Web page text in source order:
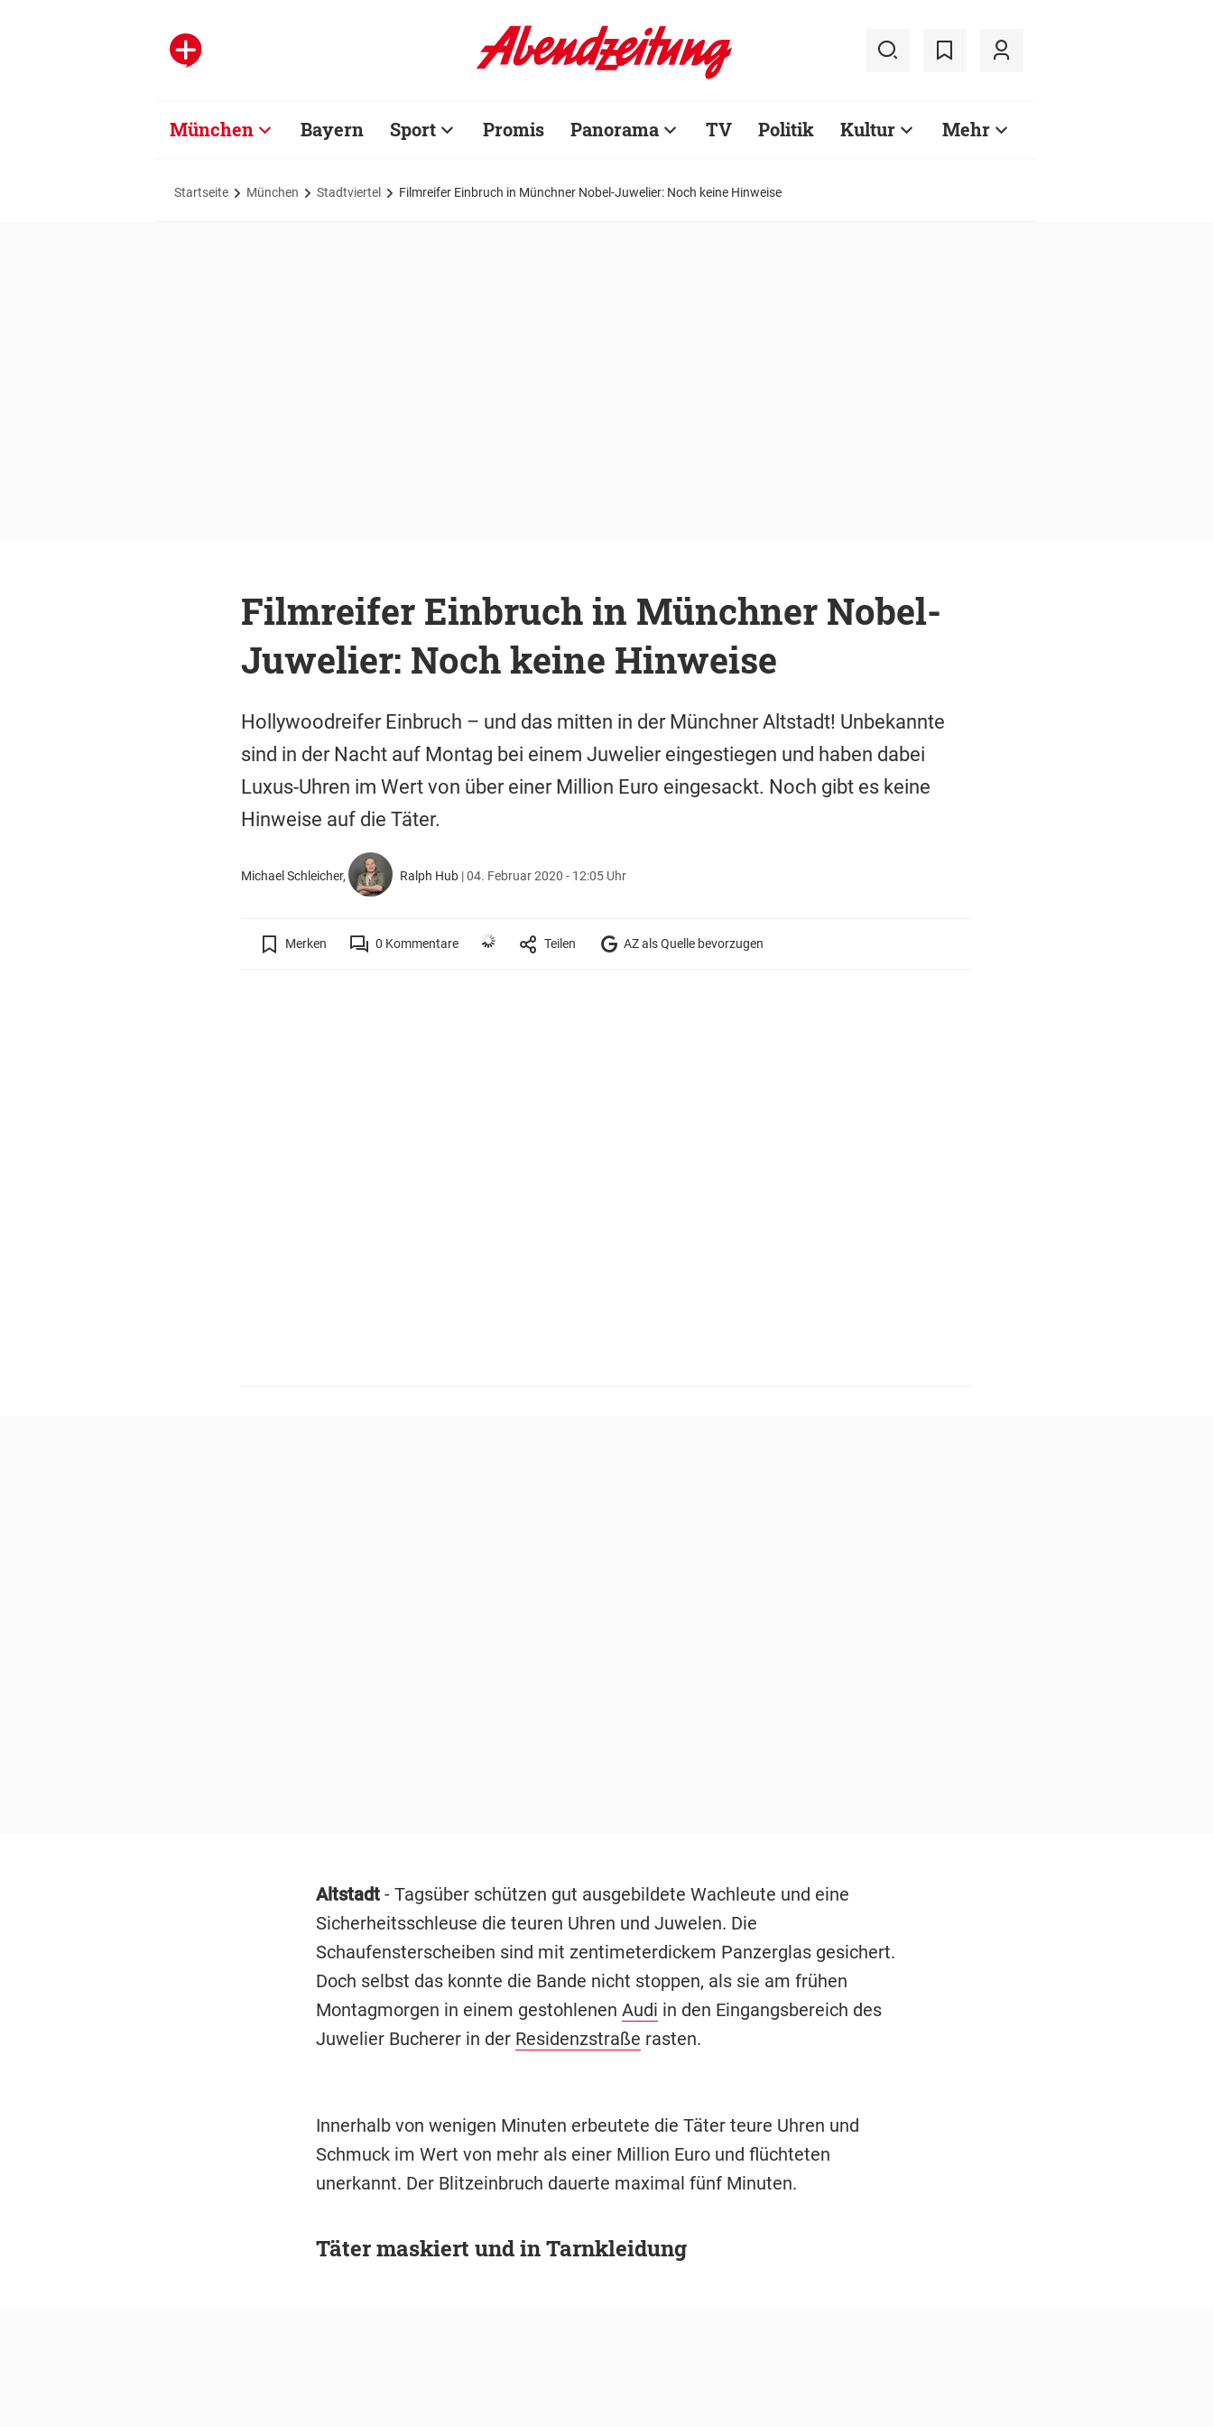
München Bayern Sport Promis Panorama TV Politik Kultur Mehr
Startseite München Stadtviertel Filmreifer Einbruch in Münchner Nobel-Juwelier: Noch keine Hinweise
Filmreifer Einbruch in Münchner Nobel-
Juwelier: Noch keine Hinweise
Hollywoodreifer Einbruch – und das mitten in der Münchner Altstadt! Unbekannte
sind in der Nacht auf Montag bei einem Juwelier eingestiegen und haben dabei
Luxus-Uhren im Wert von über einer Million Euro eingesackt. Noch gibt es keine
Hinweise auf die Täter.
Michael Schleicher, Ralph Hub |04. Februar 2020 - 12:05 Uhr
Merken 0 Kommentare Teilen AZ als Quelle bevorzugen
Altstadt- Tagsüber schützen gut ausgebildete Wachleute und eine
Sicherheitsschleuse die teuren Uhren und Juwelen. Die
Schaufensterscheiben sind mit zentimeterdickem Panzerglas gesichert.
Doch selbst das konnte die Bande nicht stoppen, als sie am frühen
Montagmorgen in einem gestohlenen Audi in den Eingangsbereich des
Juwelier Bucherer in der Residenzstraße rasten.
Innerhalb von wenigen Minuten erbeutete die Täter teure Uhren und
Schmuck im Wert von mehr als einer Million Euro und flüchteten
unerkannt. Der Blitzeinbruch dauerte maximal fünf Minuten.
Täter maskiert und in Tarnkleidung